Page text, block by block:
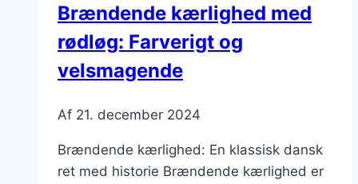
Brændende kærlighed med
rødløg: Farverigt og
velsmagende
Af 21. december 2024
Brændende kærlighed: En klassisk dansk
ret med historie Brændende kærlighed er